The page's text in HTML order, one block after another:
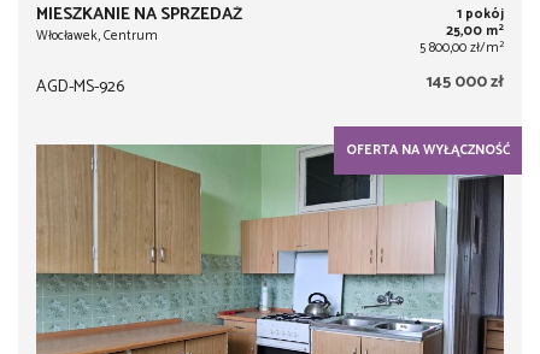
MIESZKANIE NA SPRZEDAŻ
Włocławek, Centrum
1 pokój
25,00 m2
5 800,00 zł/m2
AGD-MS-926 145 000 zł
OFERTA NA WYŁĄCZNOŚĆ